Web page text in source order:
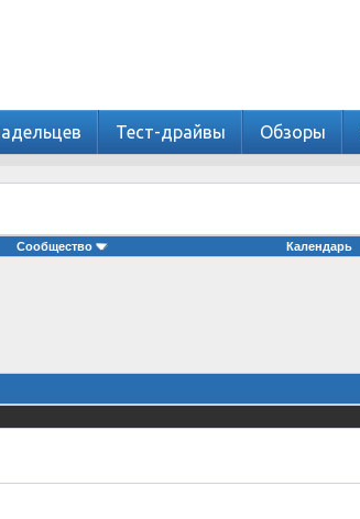
Тест-драйвы Обзоры
Сообщество Календарь